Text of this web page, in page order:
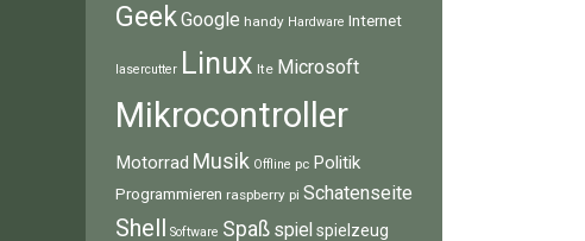
GeekGoogle handy Hardware Internet
lasercutter Linux lte Microsoft
Mikrocontroller
Motorrad Musik Offline pc Politik
Programmieren raspberry pi Schatenseite
Shell Software Spaß spiel spielzeug